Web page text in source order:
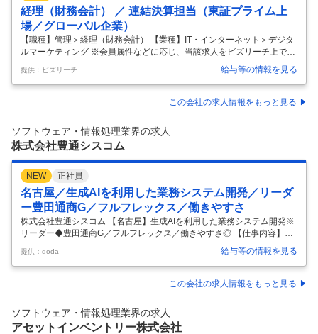
経理（財務会計） ／ 連結決算担当（東証プライム上
場／グローバル企業）
【職種】管理＞経理（財務会計） 【業種】IT・インターネット＞デジタ
ルマーケティング ※会員属性などに応じ、当該求人をビズリーチ上で閲
覧された際に内容が異なる場合があります ■仕事内容 本社の経理財務部
門の連結決算において、連結決算業務の実務のマネジャーとして、 リー
ダーシップを発揮しながら連結決算及び開示資料作成業務のマネジメン
トと 業務に関与する人材の育成を担当していただきます。 また、海外子
る役割も担います。 【具体的な業務】 ①月次・四半期・年次の連結決算
業務 ∟各企業を担当しているメンバーのレビューを含む ②国内外の子会
…
提供：ビズリーチ 給与等の情報を見る
この会社の求人情報をもっと見る
ソフトウェア・情報処理業界の求人
株式会社豊通シスコム
NEW 正社員
名古屋／生成AIを利用した業務システム開発／リーダ
ー豊田通商G／フルフレックス／働きやすさ
株式会社豊通シスコム 【名古屋】生成AIを利用した業務システム開発※
リーダー◆豊田通商G／フルフレックス／働きやすさ◎ 【仕事内容】
【名古屋】生成AIを利用した業務システム開発※リーダー◆豊田通商G／
フルフレックス／働きやすさ◎ 【具体的な仕事内容】 ～豊田通商のICT
パートナー企業／豊田通商のIT基幹を担う／安定した就業環境完全週休2
日制（土日祝休み）～ ■業務内容： ◇生成AIを活用した業務アプリケー
をリードいただきます。 ◇業務部門と直接コミュニケーションを取りな
がら、要件調整・仕様決定・タスク分解・進捗／課題管理を行い、
提供：doda 給与等の情報を見る
この会社の求人情報をもっと見る
ソフトウェア・情報処理業界の求人
アセットインベントリー株式会社